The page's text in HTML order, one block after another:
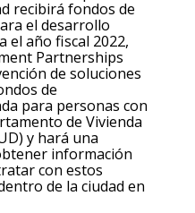
recibirá fondos de
el desarrollo
el año fiscal 2022,
Partnerships
de soluciones
de
para personas con
de Vivienda
y hará una
información
con estos
de la ciudad en